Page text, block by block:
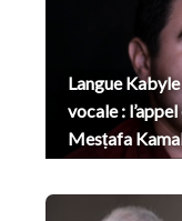
Langue
vocale :
Mesṭafa